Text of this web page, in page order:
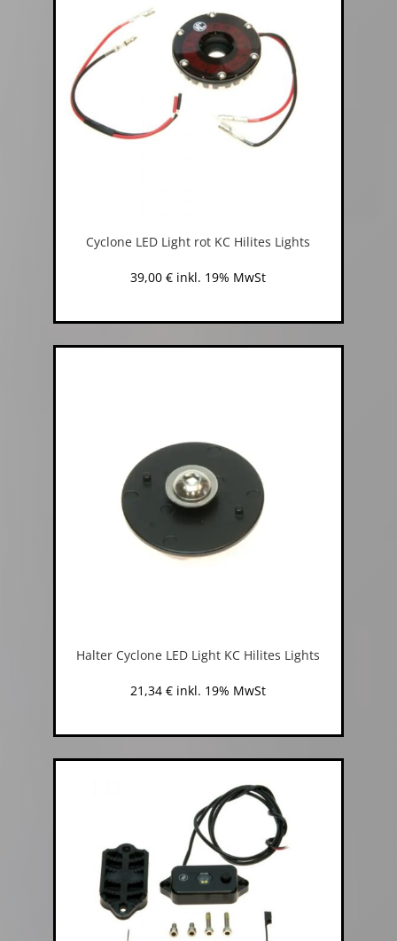
Cyclone LED Light rot KC Hilites Lights
39,00€ inkl. 19% MwSt
Halter Cyclone LED Light KC Hilites Lights
21,34€ inkl. 19% MwSt